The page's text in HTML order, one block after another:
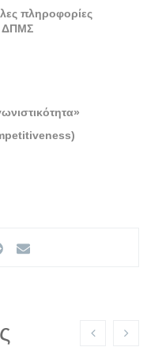
πληροφορίες
ΔΠΜΣ